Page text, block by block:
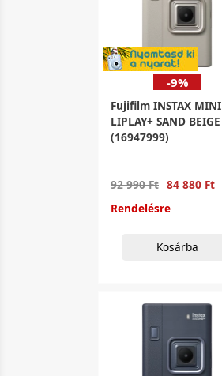
-9%
Fujifilm INSTAX MINI
LIPLAY+ SAND BEIGE
(16947999)
92 990 Ft 84 880 Ft
Rendelésre
Kosárba